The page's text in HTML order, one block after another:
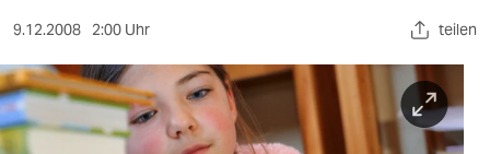
sport
berlin
nord
9.12.2008 2:00 Uhr teilen